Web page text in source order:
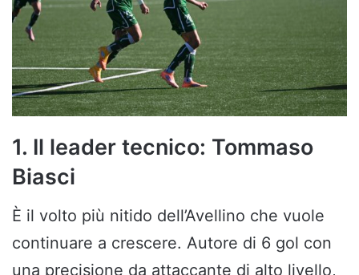
1. Il leader tecnico: Tommaso
Biasci
È il volto più nitido dell’Avellino che vuole
continuare a crescere. Autore di 6 gol con
una precisione da attaccante di alto livello,